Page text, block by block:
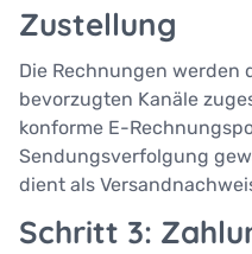
Zustellung
Die Rechnungen werden
bevorzugten Kanäle
konforme E-
Sendungsverfolgung
dient als
Schritt 3: